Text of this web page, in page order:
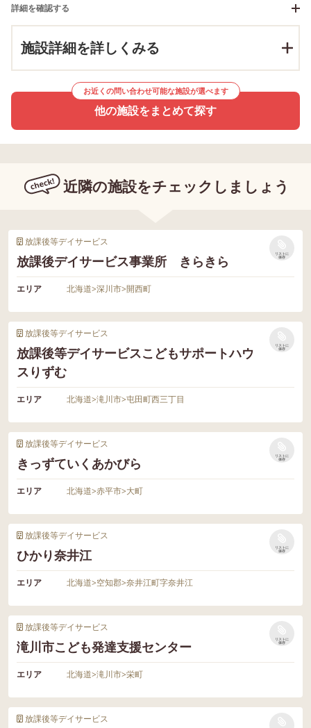
詳細を確認する
施設詳細を詳しくみる
お近くの問い合わせ可能な施設が選べます
他の施設をまとめて探す
近隣の施設をチェックしましょう
放課後等デイサービス
放課後デイサービス事業所 きらきら
リストに
保存
エリア 北海道>深川市>開西町
放課後等デイサービス
放課後等デイサービスこどもサポートハウ
スりずむ
リストに
保存
エリア 北海道>滝川市>屯田町西三丁目
放課後等デイサービス
きっずていくあかびら
リストに
保存
エリア 北海道>赤平市>大町
放課後等デイサービス
ひかり奈井江
リストに
保存
エリア 北海道>空知郡>奈井江町字奈井江
放課後等デイサービス
滝川市こども発達支援センター
リストに
保存
エリア 北海道>滝川市>栄町
放課後等デイサービス